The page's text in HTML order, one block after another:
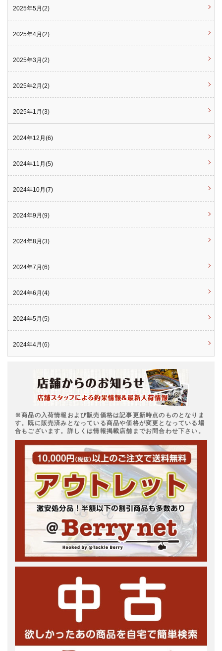
2025年5月(2)
2025年4月(2)
2025年3月(2)
2025年2月(2)
2025年1月(3)
2024年12月(6)
2024年11月(5)
2024年10月(7)
2024年9月(9)
2024年8月(3)
2024年7月(6)
2024年6月(4)
2024年5月(5)
2024年4月(6)
※商品の入荷情報および販売価格は記事更新時点のものとなりま
す。既に販売済みとなっている商品や価格が変更となっている場
合もございます。詳しくは情報掲載店舗までお問合わせ下さい。